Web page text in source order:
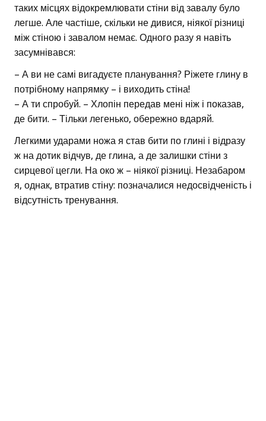
таких місцях відокремлювати стіни від завалу було
легше. Але частіше, скільки не дивися, ніякої різниці
між стіною і завалом немає. Одного разу я навіть
засумнівався:
– А ви не самі вигадуєте планування? Ріжете глину в
потрібному напрямку – і виходить стіна!
– А ти спробуй. – Хлопін передав мені ніж і показав,
де бити. – Тільки легенько, обережно вдаряй.
Легкими ударами ножа я став бити по глині і відразу
ж на дотик відчув, де глина, а де залишки стіни з
сирцевої цегли. На око ж – ніякої різниці. Незабаром
я, однак, втратив стіну: позначалися недосвідченість і
відсутність тренування.